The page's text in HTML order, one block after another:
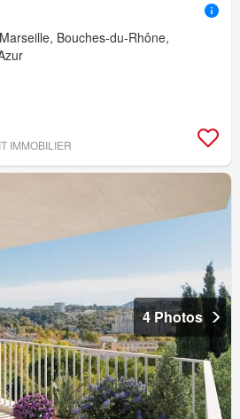
Bouches-du-Rhône,
IMMOBILIER
4 Photos